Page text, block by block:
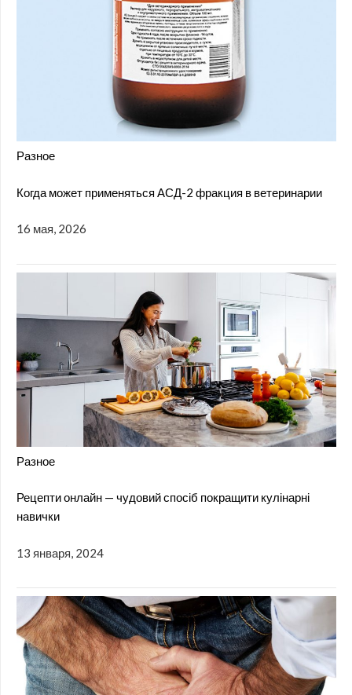
Разное
Когда может применяться АСД-2 фракция в ветеринарии
16 мая, 2026
Разное
Рецепти онлайн — чудовий спосіб покращити кулінарні
навички
13 января, 2024